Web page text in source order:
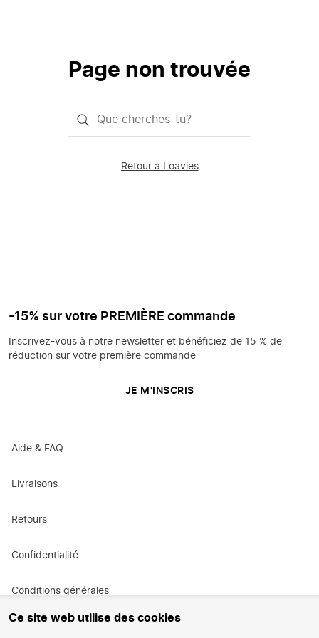
Ce site web utilise des cookies
Page non trouvée
Qu'est-
Retour à Loavies
-15% sur votre PREMIÈRE commande
Inscrivez-vous à notre newsletter et bénéficiez de 15 % de
réduction sur votre première commande
JE M'INSCRIS
Aide & FAQ
Livraisons
Retours
Confidentialité
Conditions générales